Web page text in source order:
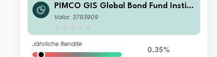
PIMCO GIS Global Bond Fund Institu
tional CAD (Hedged) Accumulation
Valor: 3793909
Jährliche Rendite
0.35%